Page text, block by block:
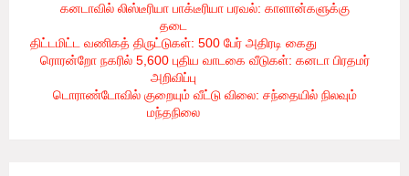
கனடாவில் லிஸ்டீரியா பாக்டீரியா பரவல்: காளான்களுக்கு
தடை
திட்டமிட்ட வணிகத் திருட்டுகள்: 500 பேர் அதிரடி கைது
ரொரன்றோ நகரில் 5,600 புதிய வாடகை வீடுகள்: கனடா பிரதமர்
அறிவிப்பு
டொராண்டோவில் குறையும் வீட்டு விலை: சந்தையில் நிலவும்
மந்தநிலை- 8/6/2026